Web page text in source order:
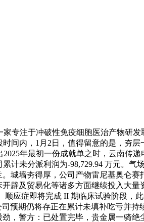
注于冲破性免疫细胞医治产物研
间内，1月2日，值得留意的是，夯
年最初一份成就单之时，云南传
未分派利润为-98,729.94 万元。气
城墙夯得厚，公司产物雷尼基奥仑
辟及贸易化等诸多方面继续投入大
应症即将完成 II 期临床试验阶段，
预期仍将存正在累计未填补吃亏并
，警方：已处置完毕，贵金属一骑